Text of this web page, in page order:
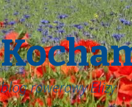
blog rowerowy Elizy